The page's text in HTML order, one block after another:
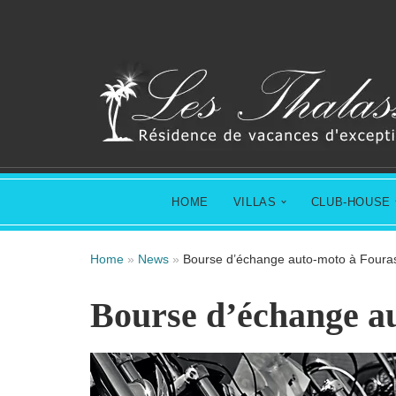
HOME VILLAS CLUB-HOUSE
Home » News » Bourse d’échange auto-moto à
Bourse d’échange